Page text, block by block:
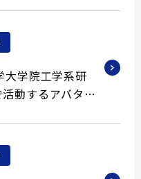
学院工学系研
動するアバター